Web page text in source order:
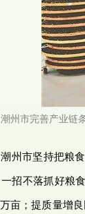
潮州市完善产业链
潮州市坚持把粮
招不落抓好粮
亩；提质量增